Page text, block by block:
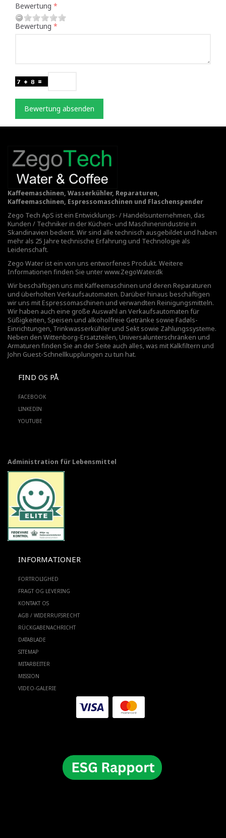
Bewertung
Bewertung
Bewertung absenden
Kaffeemaschinen, Wasserkühler, Reparaturen,
Kaffeemaschinen, Espressomaschinen und Flaschenspender
Zego Tech ApS ist ein Entwicklungs- / Handelsunternehmen, das
Kunden / Techniker in der Küchen- und Maschinenindustrie in
Skandinavien bedient. Wir sind alle technisch ausgebildet und haben
mehr als 25 Jahre technische Erfahrung und Technologie als
Leidenschaft.
Zego Water ist ein von uns entworfenes Produkt. Weitere
Informationen finden Sie unterwww.ZegoWater.dk
Wir beschäftigen uns mit Kaffeemaschinen und deren Reparaturen
und überholten Verkaufsautomaten. Darüber hinaus beschäftigen
wir uns mit Espressomaschinen und verwandten Reinigungsmitteln.
Wir haben auch eine große Auswahl an Verkaufsautomaten für
Süßigkeiten, Speisen und alkoholfreie Getränke sowie Fadøls-
Einrichtungen, Trinkwasserkühler und Sekt sowie Zahlungssysteme.
Neben den Wittenborg-Ersatzteilen, Universalunterschränken und
Armaturen finden Sie an der Seite auch alles, was mit Kalkfiltern und
John Guest-Schnellkupplungen zu tun hat.
FIND OS PÅ
FACEBOOK
LINKEDIN
YOUTUBE
Administration für Lebensmittel
INFORMATIONER
FORTROLIGHED
FRAGT OG LEVERING
KONTAKT OS
AGB / WIDERRUFSRECHT
RÜCKGABENACHRICHT
DATABLADE
SITEMAP
MITARBEITER
MISSION
VIDEO-GALERIE